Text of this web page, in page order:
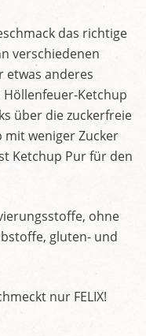
das richtige
verschiedenen
etwas anderes
Ketchup
über die zuckerfreie
mit weniger Zucker
Ketchup Pur für den
ohne
gluten- und
nur FELIX!